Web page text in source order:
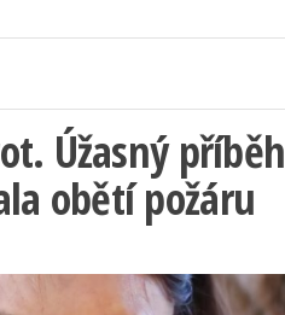
Úžasný příběh
obětí požáru